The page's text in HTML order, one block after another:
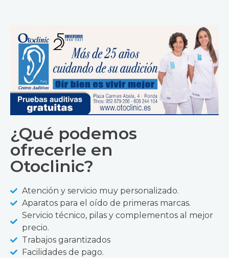
¿Qué podemos
ofrecerle en
Otoclinic?
Atención y servicio muy personalizado.
Aparatos para el oído de primeras marcas.
Servicio técnico, pilas y complementos al mejor
precio.
Trabajos garantizados
Facilidades de pago.